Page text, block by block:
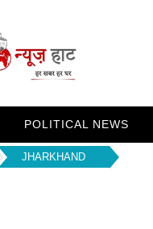
POLITICAL NEWS
JHARKHAND